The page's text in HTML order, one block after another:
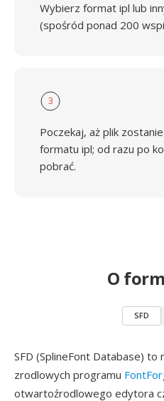
Wybierz format ipl lub
(spośród ponad 200
3
Poczekaj, aż plik
formatu ipl; od razu po
pobrać.
O
SFD
SFD (SplineFont Database)
zrodlowych programu
otwartoźrodlowego edytora